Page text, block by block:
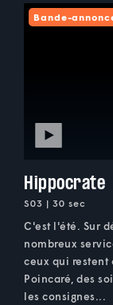
Bande-
Hippocrate
S03 | 30 sec
C'est l'été. Sur
nombreux
ceux qui restent
Poincaré, des
les consignes...